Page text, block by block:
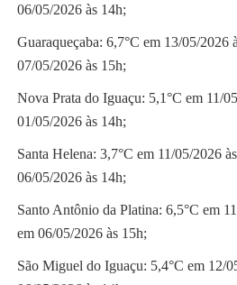
06/05/2026 às 14h;
Guaraqueçaba: 6,7°C em 13/05/2026
07/05/2026 às 15h;
Nova Prata do Iguaçu: 5,1°C em 11/
01/05/2026 às 14h;
Santa Helena: 3,7°C em 11/05/2026
06/05/2026 às 14h;
Santo Antônio da Platina: 6,5°C em
em 06/05/2026 às 15h;
São Miguel do Iguaçu: 5,4°C em 12/